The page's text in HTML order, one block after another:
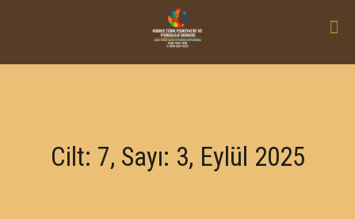
Cilt: 7, Sayı: 3, Eylül 2025